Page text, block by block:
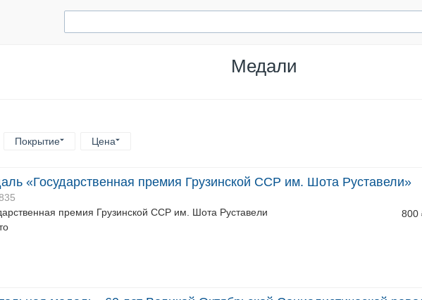
Медали
Покрытие Цена
«Государственная премия Грузинской ССР им. Шота Руставели»
премия Грузинской ССР им. Шота Руставели
800